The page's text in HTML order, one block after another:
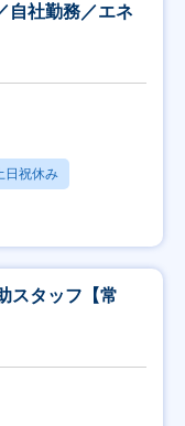
自社勤務／エネ
日祝休み
スタッフ【常